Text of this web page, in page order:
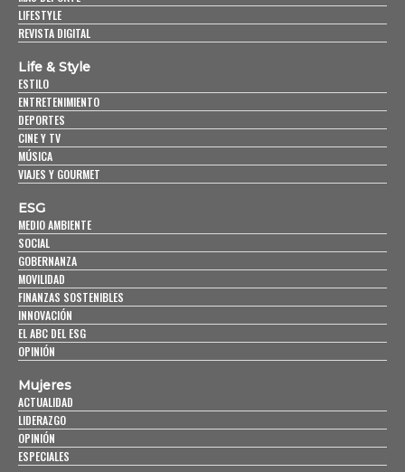
LIFESTYLE
REVISTA DIGITAL
Life & Style
ESTILO
ENTRETENIMIENTO
DEPORTES
CINE Y TV
MÚSICA
VIAJES Y GOURMET
ESG
MEDIO AMBIENTE
SOCIAL
GOBERNANZA
MOVILIDAD
FINANZAS SOSTENIBLES
INNOVACIÓN
EL ABC DEL ESG
OPINIÓN
Mujeres
ACTUALIDAD
LIDERAZGO
OPINIÓN
ESPECIALES